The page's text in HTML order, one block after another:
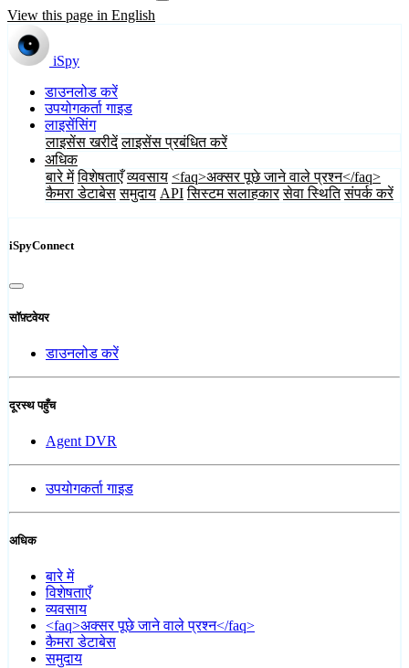
View this page in English
iSpy
डाउनलोड करें
उपयोगकर्ता गाइड
लाइसेंसिंग
लाइसेंस खरीदें लाइसेंस प्रबंधित करें
अधिक
बारे में विशेषताएँ व्यवसाय <faq>अक्सर पूछे जाने वाले प्रश्न</faq>
कैमरा डेटाबेस समुदाय API सिस्टम सलाहकार सेवा स्थिति संपर्क करें
iSpyConnect
सॉफ़्टवेयर
डाउनलोड करें
दूरस्थ पहुँच
Agent DVR
उपयोगकर्ता गाइड
अधिक
बारे में
विशेषताएँ
व्यवसाय
<faq>अक्सर पूछे जाने वाले प्रश्न</faq>
कैमरा डेटाबेस
समुदाय